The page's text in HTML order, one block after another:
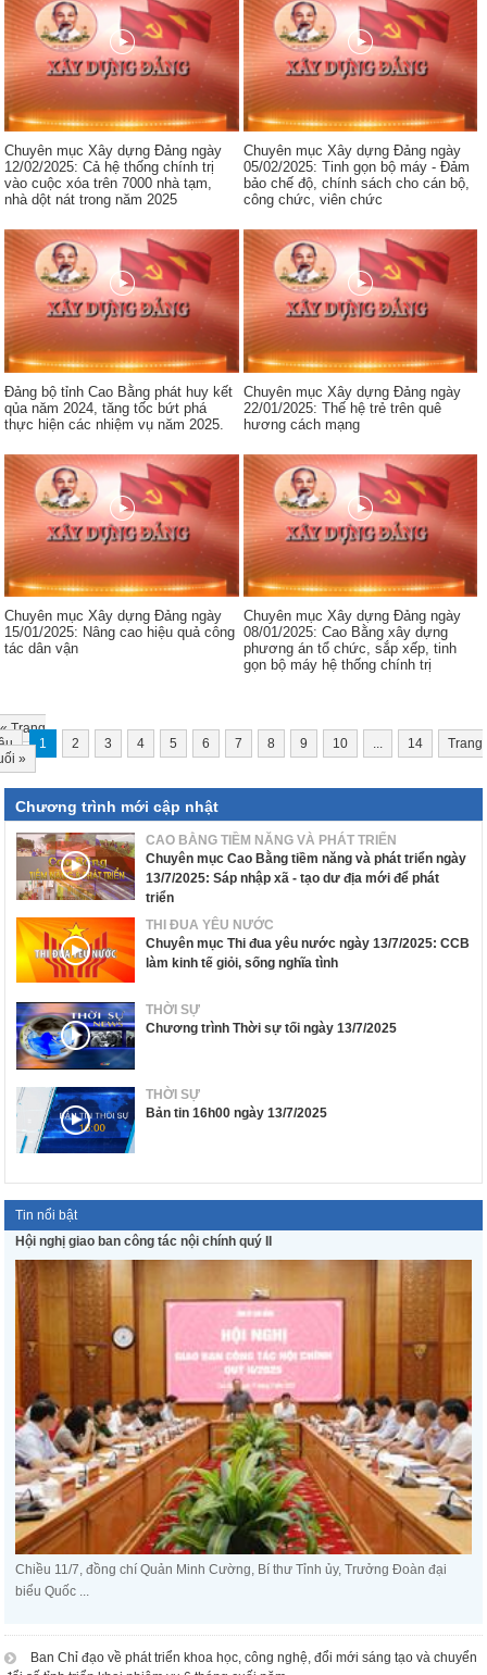
Chuyên mục Xây dựng Đảng ngày
12/02/2025: Cả hệ thống chính trị
vào cuộc xóa trên 7000 nhà tạm,
nhà dột nát trong năm 2025
Chuyên mục Xây dựng Đảng ngày
05/02/2025: Tinh gọn bộ máy - Đảm
bảo chế độ, chính sách cho cán bộ,
công chức, viên chức
Đảng bộ tỉnh Cao Bằng phát huy kết
qủa năm 2024, tăng tốc bứt phá
thực hiện các nhiệm vụ năm 2025.
Chuyên mục Xây dựng Đảng ngày
22/01/2025: Thế hệ trẻ trên quê
hương cách mạng
Chuyên mục Xây dựng Đảng ngày
15/01/2025: Nâng cao hiệu quả công
tác dân vận
Chuyên mục Xây dựng Đảng ngày
08/01/2025: Cao Bằng xây dựng
phương án tổ chức, sắp xếp, tinh
gọn bộ máy hệ thống chính trị
«Trang
1 2 3 4 5 6 7 8 9 10 ... 14
Trang
»
Chương trình mới cập nhật
CAO BẰNG TIỀM NĂNG VÀ PHÁT TRIỂN
Chuyên mục Cao Bằng tiềm năng và phát triển ngày
13/7/2025: Sáp nhập xã - tạo dư địa mới để phát
triển
THI ĐUA YÊU NƯỚC
Chuyên mục Thi đua yêu nước ngày 13/7/2025: CCB
làm kinh tế giỏi, sống nghĩa tình
THỜI SỰ
Chương trình Thời sự tối ngày 13/7/2025
THỜI SỰ
Bản tin 16h00 ngày 13/7/2025
Tin nổi bật
Hội nghị giao ban công tác nội chính quý II
Chiều 11/7, đồng chí Quản Minh Cường, Bí thư Tỉnh ủy, Trưởng Đoàn đại
biểu Quốc ...
Ban Chỉ đạo về phát triển khoa học, công nghệ, đổi mới sáng tạo và chuyển